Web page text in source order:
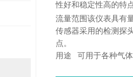
性好和稳定性高的特点
流量范围该仪表具有
传感器采用的检测探
点。
用途
可用于各种气